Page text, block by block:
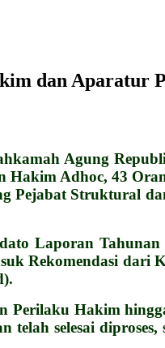
dan Aparatur
Agung
Adhoc, 43
Struktural
Laporan
Rekomendasi dari
Hakim
selesai diproses,